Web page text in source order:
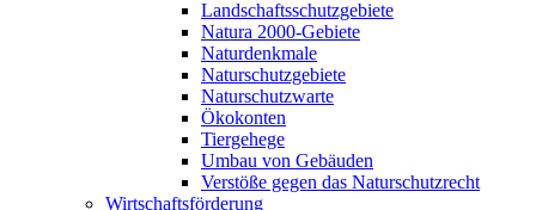
Landschaftsschutzgebiete
Natura 2000-Gebiete
Naturdenkmale
Naturschutzgebiete
Naturschutzwarte
Ökokonten
Tiergehege
Umbau von Gebäuden
Verstöße gegen das Naturschutzrecht
Wirtschaftsförderung